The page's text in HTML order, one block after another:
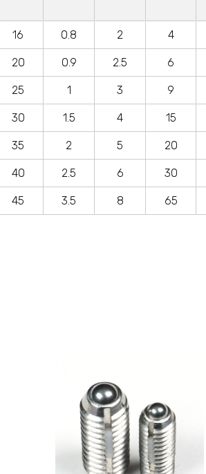
16 0.8 2 4
20 0.9 2.5 6
25 1 3 9
30 1.5 4 15
35 2 5 20
40 2.5 6 30
45 3.5 8 65